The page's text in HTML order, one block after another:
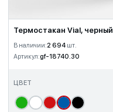
Термостакан Vial, черный
В наличии:2 694 шт.
Артикул:gf-18740.30
ЦВЕТ